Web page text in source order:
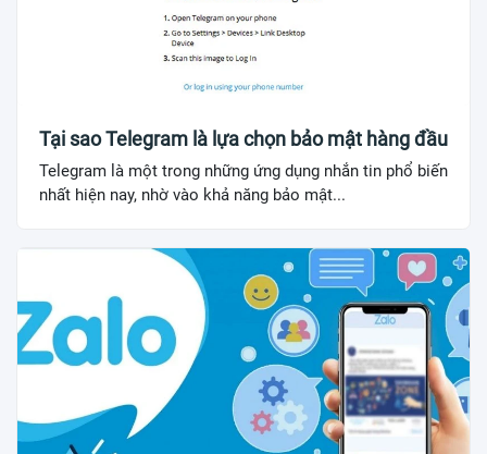
Tại sao Telegram là lựa chọn bảo mật hàng đầu
Telegram là một trong những ứng dụng nhắn tin phổ biến
nhất hiện nay, nhờ vào khả năng bảo mật...